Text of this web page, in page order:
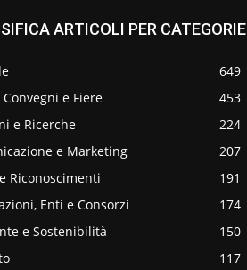
ARTICOLI PER CATEGORIE
649
Convegni e Fiere
453
e Ricerche
224
e Marketing
207
Riconoscimenti
191
Enti e Consorzi
174
e Sostenibilità
150
117